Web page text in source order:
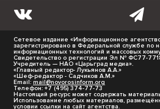
Сетевое издание «Информационное
зарегистрировано в Федеральной службе по
информационных технологий и массовых
Свидетельство о регистрации Эл № ФС77-
Учредитель — НАО «Царьград медиа».
«Главный редактор- Лукьянов А.А.»
«Шеф-редактор - Садчиков А.М.»
Email: mail@novorosinform.org
Телефон: +7 (495) 374-77-73
Настоящий ресурс может содержать
Использование любых материалов,
условии ссылки на сайт агентства.